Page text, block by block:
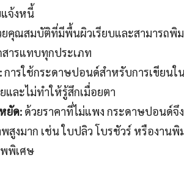
จ้งหนี้
คุณสมบัติที่มีพื้นผิวเรียบและสามารถพิ
สารแทบทุกประเภท
การใช้กระดาษปอนด์สำหรับการเขียน
และไม่ทำให้รู้สึกเมื่อยตา
ยัด: ด้วยราคาที่ไม่แพง กระดาษปอนด์จึ
สูงมาก เช่น ใบปลิว โบรชัวร์ หรืองาน
พิเศษ